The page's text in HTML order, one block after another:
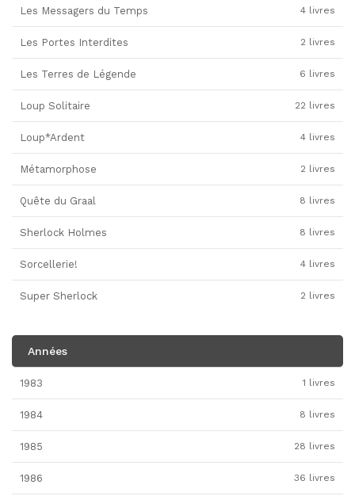
Les Messagers du Temps 4 livres
Les Portes Interdites 2 livres
Les Terres de Légende 6 livres
Loup Solitaire 22 livres
Loup*Ardent 4 livres
Métamorphose 2 livres
Quête du Graal 8 livres
Sherlock Holmes 8 livres
Sorcellerie! 4 livres
Super Sherlock 2 livres
Années
1983 1 livres
1984 8 livres
1985 28 livres
1986 36 livres